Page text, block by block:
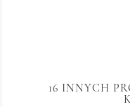
16 INNYCH